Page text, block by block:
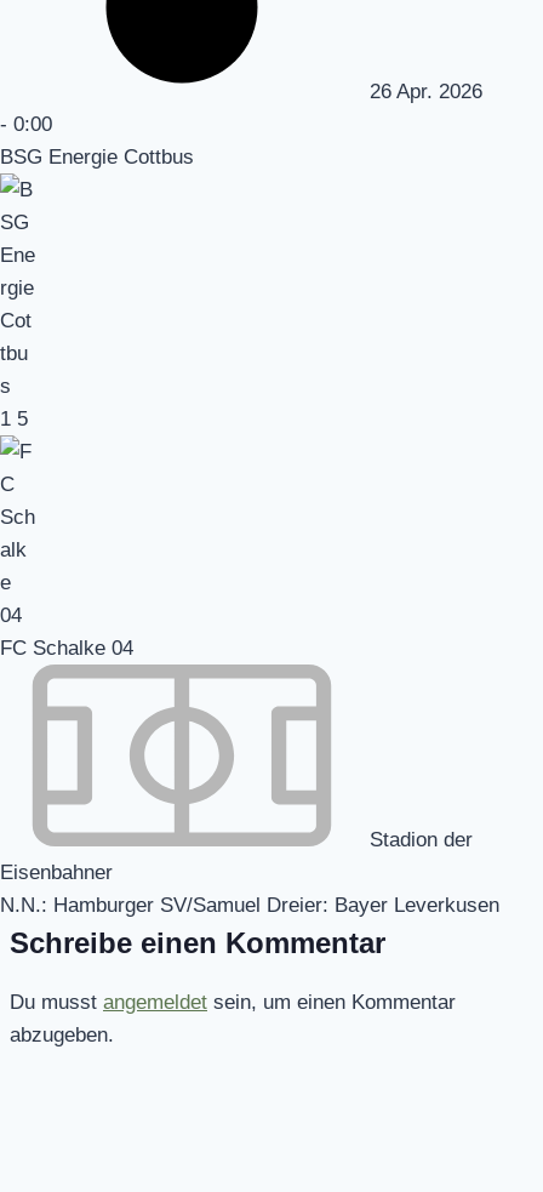
26 Apr. 2026
- 0:00
BSG Energie Cottbus
1 5
FC Schalke 04
Stadion der
Eisenbahner
N.N.: Hamburger SV/Samuel Dreier: Bayer Leverkusen
Schreibe einen Kommentar
Du musst angemeldet sein, um einen Kommentar
abzugeben.